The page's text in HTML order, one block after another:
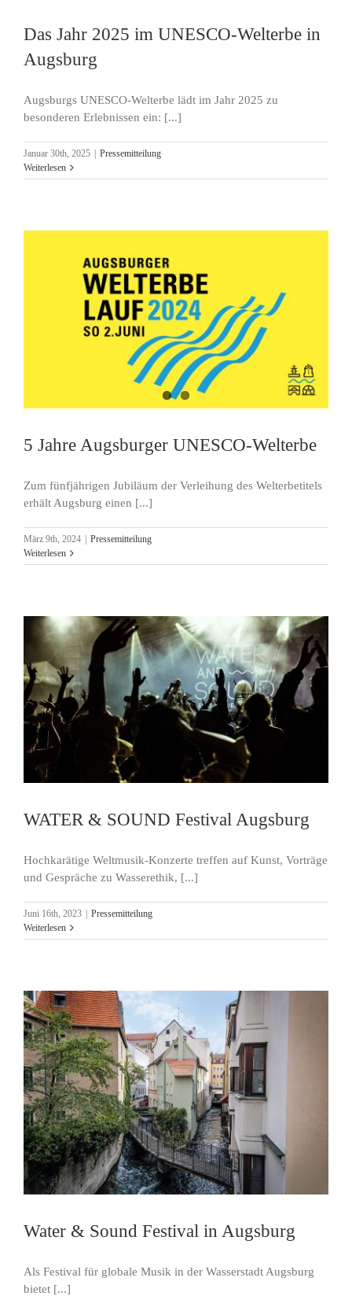
Das Jahr 2025 im UNESCO-Welterbe in
Augsburg
Augsburgs UNESCO-Welterbe lädt im Jahr 2025 zu
besonderen Erlebnissen ein: [...]
Januar 30th, 2025
Pressemitteilung
Weiterlesen
5 Jahre Augsburger UNESCO-Welterbe
Zum fünfjährigen Jubiläum der Verleihung des Welterbetitels
erhält Augsburg einen [...]
März 9th, 2024
Pressemitteilung
Weiterlesen
WATER & SOUND Festival Augsburg
Hochkarätige Weltmusik-Konzerte treffen auf Kunst, Vorträge
und Gespräche zu Wasserethik, [...]
Juni 16th, 2023 | Pressemitteilung
Weiterlesen
Water & Sound Festival in Augsburg
Als Festival für globale Musik in der Wasserstadt Augsburg
bietet [...]